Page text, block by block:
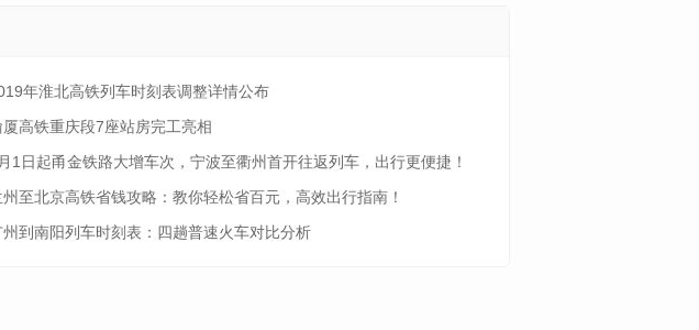
区交通网络升级
年淮北高铁列车时刻表调整详情公布
厦高铁重庆段7座站房完工亮相
1日起甬金铁路大增车次，宁波至衢州首开往返列车，出行更便捷！
州至北京高铁省钱攻略：教你轻松省百元，高效出行指南！
州到南阳列车时刻表：四趟普速火车对比分析